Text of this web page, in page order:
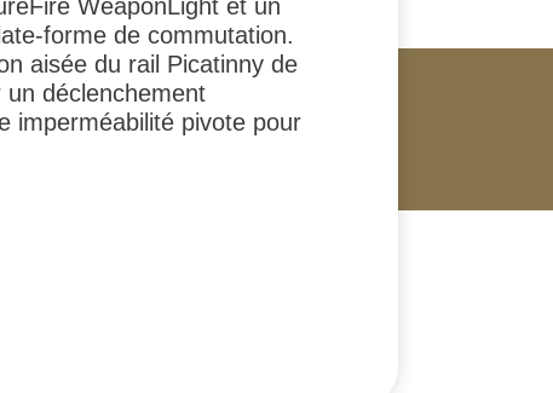
WeaponLight et un
forme de commutation.
aisée du rail Picatinny de
déclenchement
imperméabilité pivote pour